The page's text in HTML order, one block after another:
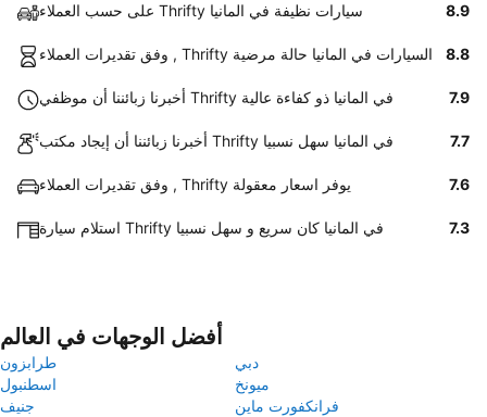
على حسب العملاء Thrifty سيارات نظيفة في المانيا 8.9
وفق تقديرات العملاء , Thrifty السيارات في المانيا حالة مرضية 8.8
أخبرنا زبائننا أن موظفي Thrifty في المانيا ذو كفاءة عالية 7.9
أخبرنا زبائننا أن إيجاد مكتب Thrifty في المانيا سهل نسبيا 7.7
وفق تقديرات العملاء , Thrifty يوفر اسعار معقولة 7.6
استلام سيارة Thrifty في المانيا كان سريع و سهل نسبيا 7.3
أفضل الوجهات في العالم
طرابزون
دبي
اسطنبول
ميونخ
جنيف
فرانكفورت ماين